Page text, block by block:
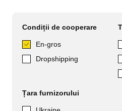
Condiții de cooperare
En-gros
Dropshipping
Țara furnizorului